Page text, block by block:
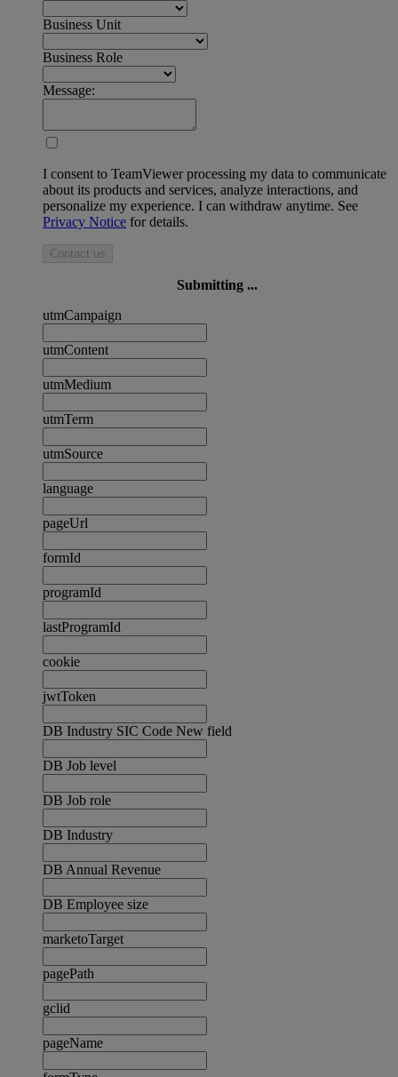
Business Unit
Business Role
Message:
I consent to TeamViewer processing my data to communicate
about its products and services, analyze interactions, and
personalize my experience. I can withdraw anytime. See
Privacy Notice for details.
Contact us
Submitting ...
utmCampaign
utmContent
utmMedium
utmTerm
utmSource
language
pageUrl
formId
programId
lastProgramId
cookie
jwtToken
DB Industry SIC Code New field
DB Job level
DB Job role
DB Industry
DB Annual Revenue
DB Employee size
marketoTarget
pagePath
gclid
pageName